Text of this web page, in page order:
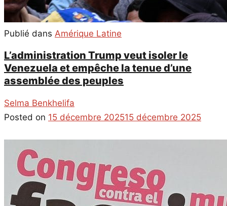
Publié dans Amérique Latine
L’administration Trump veut isoler le
Venezuela et empêche la tenue d’une
assemblée des peuples
Selma Benkhelifa
Posted on 15 décembre 202515 décembre 2025